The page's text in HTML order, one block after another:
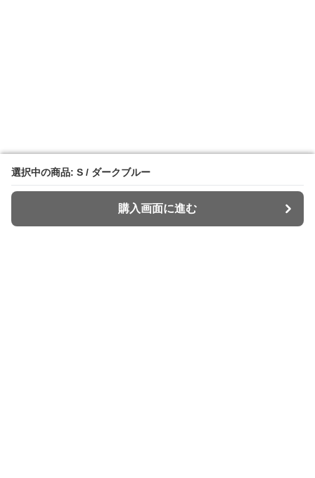
選択中の商品: S / ダークブルー
購入画面に進む
選択中の商品: S / ダークブルー
購入画面に進む